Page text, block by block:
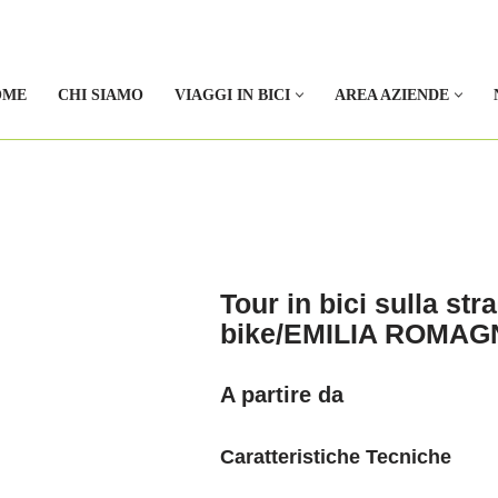
CHI SIAMO VIAGGI IN BICI AREA AZIENDE
Tour in bici sulla
bike/EMILIA
A partire da
Caratteristiche Tecniche